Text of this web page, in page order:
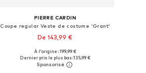
PIERRE CARDIN
Coupe regular Veste de costume 'Grant'
De 143,99 €
Disponible en plusieurs tailles
Ajouter au panier
À l'origine : 199,99 €
Dernier prix le plus bas :135,99 €